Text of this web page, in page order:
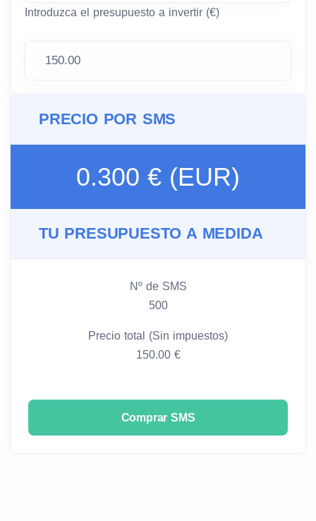
Introduzca el presupuesto a invertir (€)
PRECIO POR SMS
0.300 € (EUR)
TU PRESUPUESTO A MEDIDA
Nº de SMS
500
Precio total (Sin impuestos)
150.00 €
Comprar SMS